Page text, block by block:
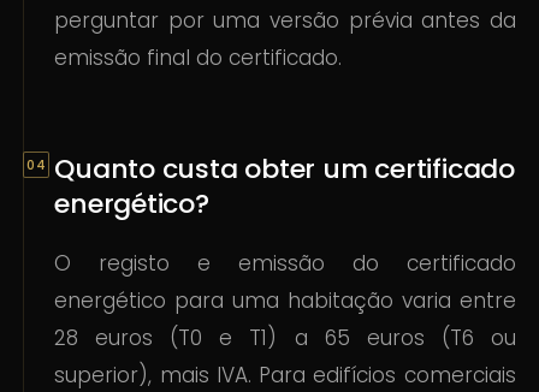
perguntar por uma versão prévia antes da
emissão final do certificado.
Quanto custa obter um certificado
energético?
O registo e emissão do certificado
energético para uma habitação varia entre
28 euros (T0 e T1) a 65 euros (T6 ou
superior), mais IVA. Para edifícios comerciais